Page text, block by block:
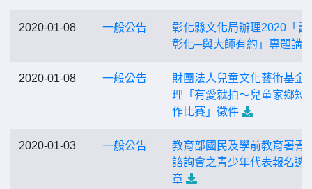
2020-01-08 一般公告
彰化縣文化局辦理2020「書
彰化─與大師有約」專題講
2020-01-08 一般公告
財團法人兒童文化藝術基金
理「有愛就拍〜兒童家鄉短
作比賽」徵件
2020-01-03 一般公告
教育部國民及學前教育署青
諮詢會之青少年代表報名遴
章